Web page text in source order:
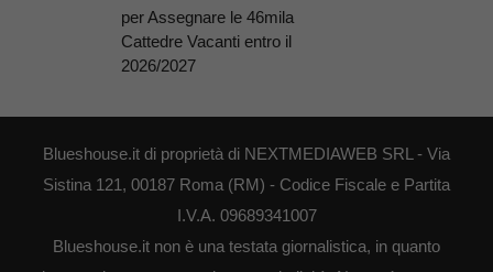
per Assegnare le 46mila
Cattedre Vacanti entro il
2026/2027
Blueshouse.it di proprietà di NEXTMEDIAWEB SRL - Via
Sistina 121, 00187 Roma (RM) - Codice Fiscale e Partita
I.V.A. 09689341007
Blueshouse.it non è una testata giornalistica, in quanto